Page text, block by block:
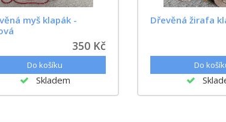
myš klapák -
350 Kč
Skladem
Dřevěná žirafa